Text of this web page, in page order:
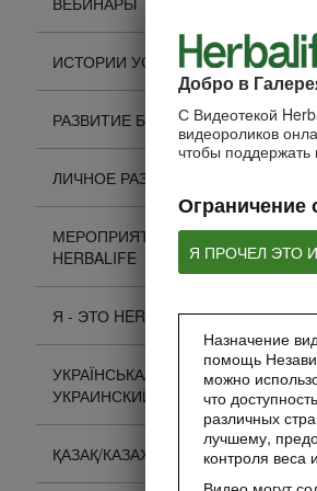
Добро в
С Видеотекой
видеороликов
чтобы
Ограничение
Я ПРОЧЕЛ ЭТО
Назначение
помощь
можно
что
различных
лучшему,
контроля веса
ИСТОРИИ УСПЕХА
РАЗВИТИЕ БИЗНЕСА
ЛИЧНОЕ РАЗВИТИЕ
МЕРОПРИЯТИЯ
HERBALIFE
Я - ЭТО HERBALIFE
УКРАЇНСЬКА/
УКРАИНСКИЙ
ҚАЗАҚ/КАЗАХСКИЙ